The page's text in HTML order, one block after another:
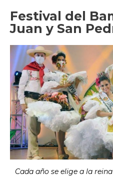
Festival del
Juan y San
Cada año se elige a la